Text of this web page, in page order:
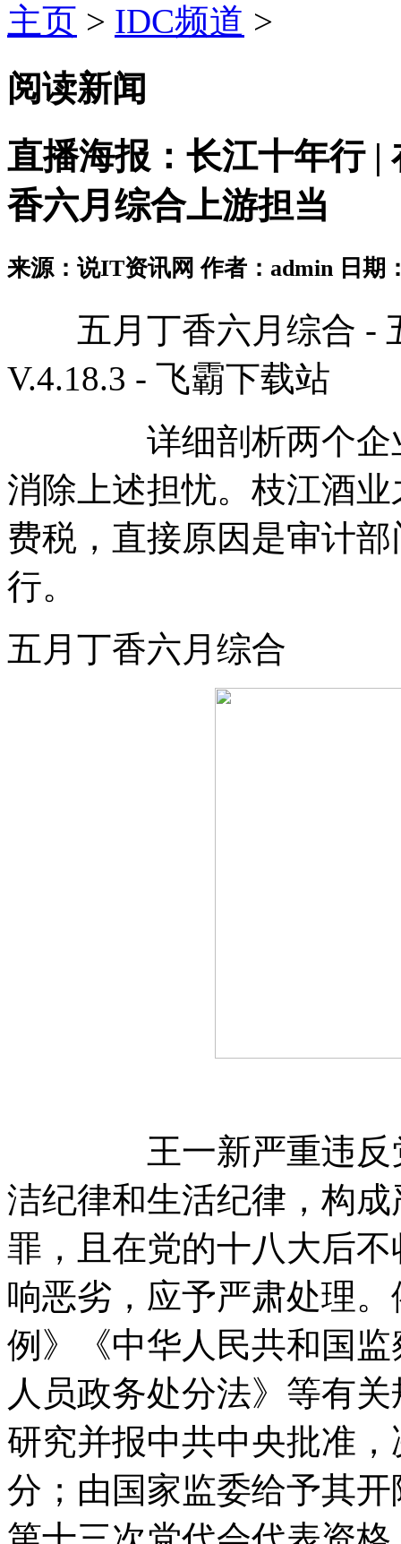
主页 > IDC频道 >
阅读新闻
直播海报：长江十年行 |
香六月综合上游担当
来源：说IT资讯网 作者：admin 日期
五月丁香六月综合 -
V.4.18.3 - 飞霸下载站
详细剖析两个企业
消除上述担忧。枝江酒
费税，直接原因是审计
行。
五月丁香六月综合
王一新严重违反党
洁纪律和生活纪律，构
罪，且在党的十八大后
响恶劣，应予严肃处理
例》《中华人民共和国
人员政务处分法》等有
研究并报中共中央批准
分；由国家监委给予其